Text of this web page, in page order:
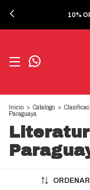
10%
Inicio > Catalogo >
Paraguaya
ORDENAR